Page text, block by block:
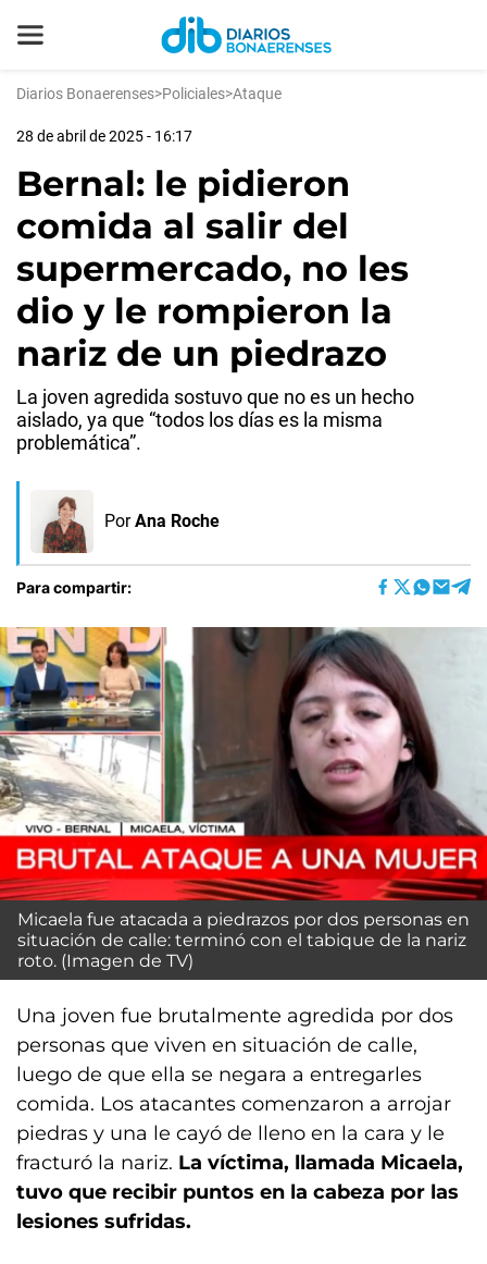
Diarios Bonaerenses>Policiales>Ataque
28 de abril de 2025 - 16:17
Bernal: le pidieron
comida al salir del
supermercado, no les
dio y le rompieron la
nariz de un piedrazo
La joven agredida sostuvo que no es un hecho
aislado, ya que “todos los días es la misma
problemática”.
Por Ana Roche
Para compartir:
Micaela fue atacada a piedrazos por dos personas en
situación de calle: terminó con el tabique de la nariz
roto. (Imagen de TV)
Una joven fue brutalmente agredida por dos
personas que viven en situación de calle,
luego de que ella se negara a entregarles
comida. Los atacantes comenzaron a arrojar
piedras y una le cayó de lleno en la cara y le
fracturó la nariz. La víctima, llamada Micaela,
tuvo que recibir puntos en la cabeza por las
lesiones sufridas.